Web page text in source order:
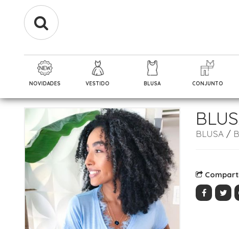
NOVIDADES VESTIDO BLUSA CONJUNTO
BLUSA /